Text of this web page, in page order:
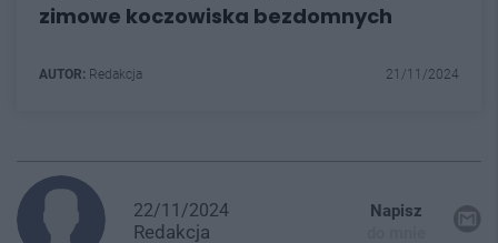
zimowe koczowiska bezdomnych
AUTOR: Redakcja 21/11/2024
22/11/2024
Redakcja
Napisz